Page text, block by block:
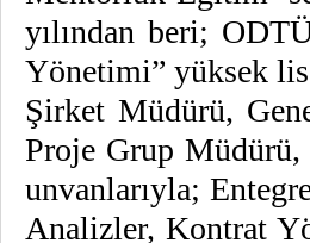
yılından beri;
Yönetimi” yüksek
Şirket Müdürü,
Proje Grup Müdürü,
unvanlarıyla;
Analizler, Kontrat